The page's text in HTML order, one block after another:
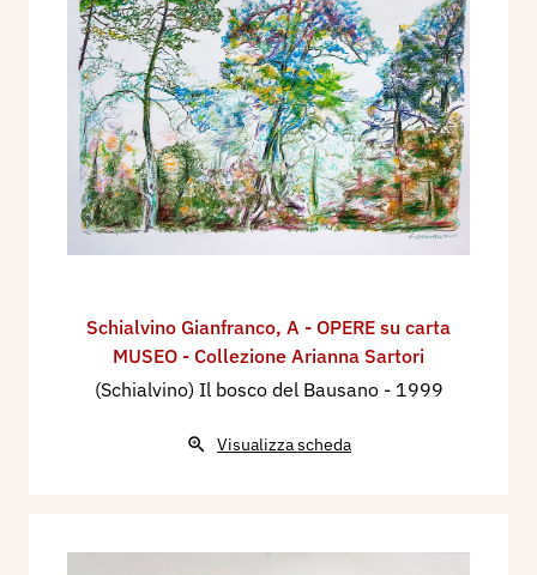
Schialvino ​Gianfranco, A - OPERE su carta
MUSEO - Collezione Arianna Sartori
(Schialvino) Il bosco del Bausano - 1999
Visualizza scheda